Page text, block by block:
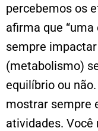
percebemos os
afirma que
sempre
(metabolismo)
equilíbrio ou
mostrar sempre
atividades. Você